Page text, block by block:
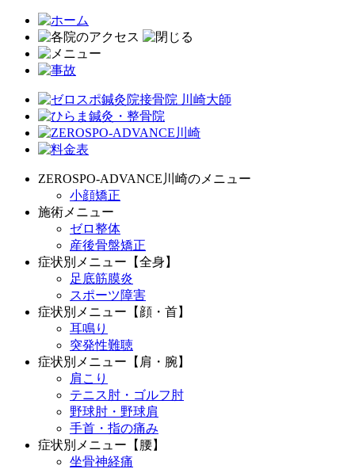
ZEROSPO-ADVANCE川崎のメニュー
小顔矯正
施術メニュー
ゼロ整体
産後骨盤矯正
症状別メニュー【全身】
足底筋膜炎
スポーツ障害
症状別メニュー【顔・首】
耳鳴り
突発性難聴
症状別メニュー【肩・腕】
肩こり
テニス肘・ゴルフ肘
野球肘・野球肩
手首・指の痛み
症状別メニュー【腰】
坐骨神経痛